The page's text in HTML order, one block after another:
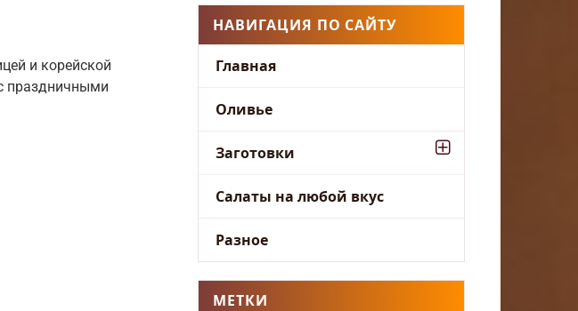
и корейской
праздничными
НАВИГАЦИЯ ПО САЙТУ
Главная
Оливье
Заготовки
Салаты на любой вкус
Разное
МЕТКИ